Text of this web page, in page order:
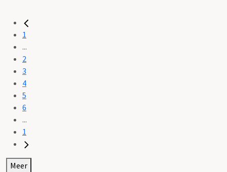
1
...
2
3
4
5
6
...
1
Meer